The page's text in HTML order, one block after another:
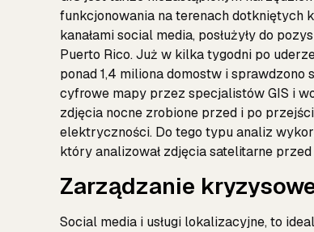
funkcjonowania na terenach dotkniętych
kanałami social media, posłużyły do
Puerto Rico. Już w kilka tygodni po
ponad 1,4 miliona domostw i sprawdzono
cyfrowe mapy przez specjalistów GIS i
zdjęcia nocne zrobione przed i po
elektryczności. Do tego typu analiz
który analizował zdjęcia satelitarne
Zarządzanie
Social media i usługi lokalizacyjne, to